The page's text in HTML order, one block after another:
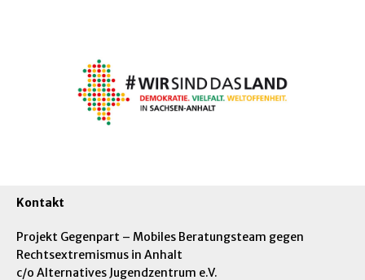
Kontakt
Projekt Gegenpart – Mobiles Beratungsteam gegen
Rechtsextremismus in Anhalt
c/o Alternatives Jugendzentrum e.V.